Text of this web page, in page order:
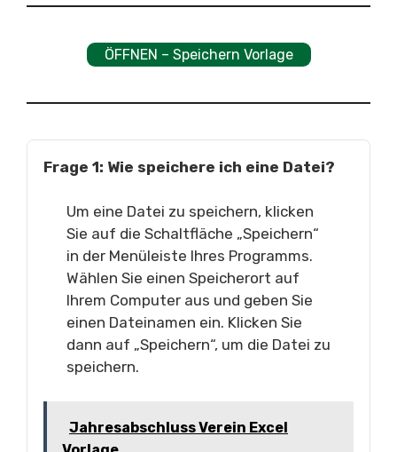
ÖFFNEN – Speichern Vorlage
Frage 1: Wie speichere ich eine Datei?
Um eine Datei zu speichern, klicken
Sie auf die Schaltfläche „Speichern“
in der Menüleiste Ihres Programms.
Wählen Sie einen Speicherort auf
Ihrem Computer aus und geben Sie
einen Dateinamen ein. Klicken Sie
dann auf „Speichern“, um die Datei zu
speichern.
Jahresabschluss Verein Excel